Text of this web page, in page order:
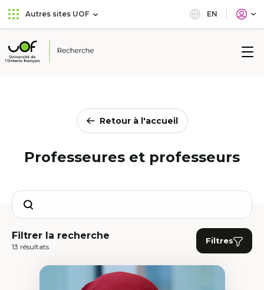
Aller
au
principal
Passer
au
Autres sites UOF EN
Université
Retour à l'accueil
Professeures et professeurs
Search
Filtrer la recherche
13 résultats
Filtres